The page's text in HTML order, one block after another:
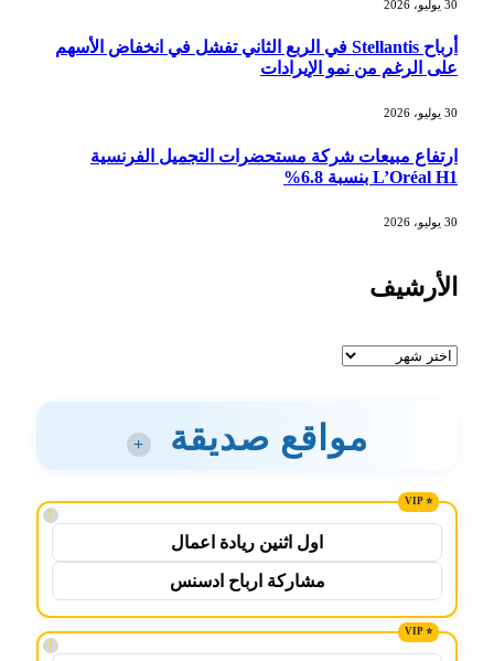
30 يوليو، 2026
أرباح Stellantis في الربع الثاني تفشل في انخفاض الأسهم
على الرغم من نمو الإيرادات
30 يوليو، 2026
ارتفاع مبيعات شركة مستحضرات التجميل الفرنسية
L’Oréal H1 بنسبة 6.8%
30 يوليو، 2026
الأرشيف
الأرشيف
مواقع صديقة +
!
اول اثنين ريادة اعمال
مشاركة ارباح ادسنس
!